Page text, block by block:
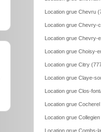
Location grue Chevru
Location grue Chevry-
Location grue Chevry-
Location grue Choisy-
Location grue Citry
Location grue Claye-
Location grue Clos-
Location grue
Location grue
Location grue Combs-